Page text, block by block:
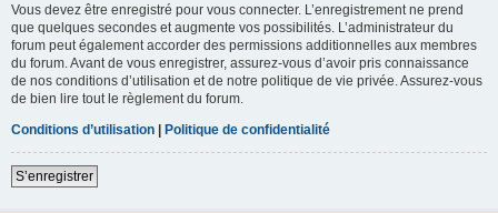
Vous devez être enregistré pour vous connecter. L’enregistrement ne prend
que quelques secondes et augmente vos possibilités. L’administrateur du
forum peut également accorder des permissions additionnelles aux membres
du forum. Avant de vous enregistrer, assurez-vous d’avoir pris connaissance
de nos conditions d’utilisation et de notre politique de vie privée. Assurez-vous
de bien lire tout le règlement du forum.
Conditions d’utilisation | Politique de confidentialité
S’enregistrer